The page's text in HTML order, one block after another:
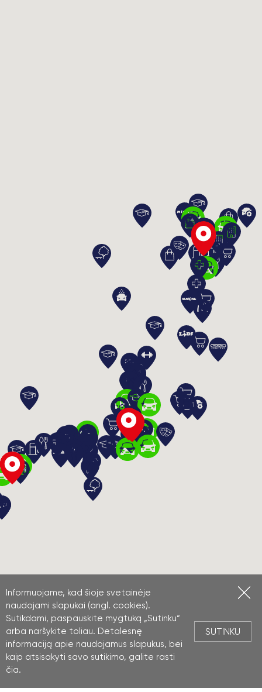
Informuojame, kad šioje svetainėje
naudojami slapukai (angl. cookies).
Sutikdami, paspauskite mygtuką „Sutinku“
arba naršykite toliau. Detalesnę
informaciją apie naudojamus slapukus, bei
kaip atsisakyti savo sutikimo, galite rasti
čia.
SUTINKU